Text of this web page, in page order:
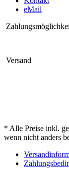
eMail
Versand
* Alle Preise inkl.
wenn nicht anders